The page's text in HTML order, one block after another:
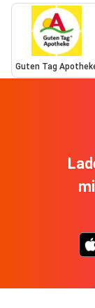
Guten Tag